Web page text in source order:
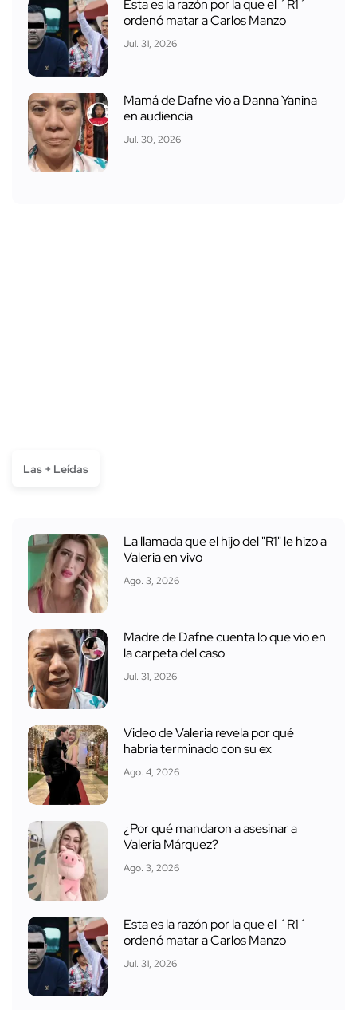
Esta es la razón por la que el ´R1´
ordenó matar a Carlos Manzo
Jul. 31, 2026
Mamá de Dafne vio a Danna Yanina
en audiencia
Jul. 30, 2026
Las + Leídas
La llamada que el hijo del "R1" le hizo a
Valeria en vivo
Ago. 3, 2026
Madre de Dafne cuenta lo que vio en
la carpeta del caso
Jul. 31, 2026
Video de Valeria revela por qué
habría terminado con su ex
Ago. 4, 2026
¿Por qué mandaron a asesinar a
Valeria Márquez?
Ago. 3, 2026
Esta es la razón por la que el ´R1´
ordenó matar a Carlos Manzo
Jul. 31, 2026